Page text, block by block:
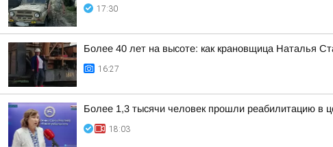
17:30
Более 40 лет на высоте: как крановщица Наталья
16:27
Более 1,3 тысячи человек прошли реабилитацию в
18:03